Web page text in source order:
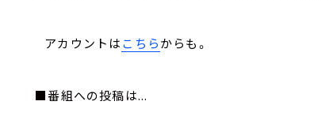
アカウントはこちらからも。
■番組への投稿は...